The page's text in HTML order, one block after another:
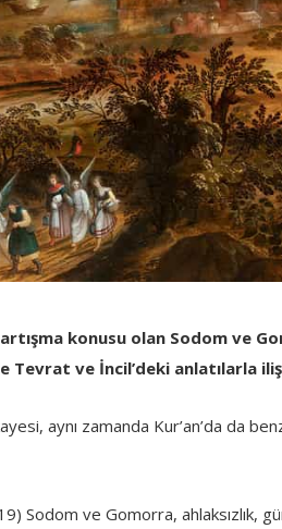
konusu olan Sodom ve
Tevrat ve İncil’deki anlatılarla
aynı zamanda Kur’an’da da
Sodom ve Gomorra, ahlaksızlık,